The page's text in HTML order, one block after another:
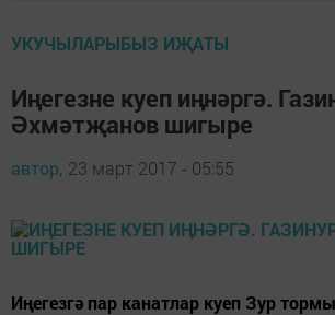
УКУЧЫЛАРЫБЫЗ ИҖАТЫ
Иңегезне куеп иңнәргә.
Әхмәтҗанов шигыре
автор, 23 март 2017 - 05:55
Иңегезгә пар канатлар куеп Зур